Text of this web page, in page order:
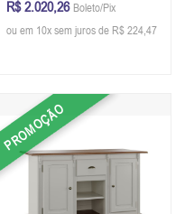
R$ 2.020,26 Boleto/Pix
ou em 10x sem juros de R$ 224,47
PROMOÇÃO